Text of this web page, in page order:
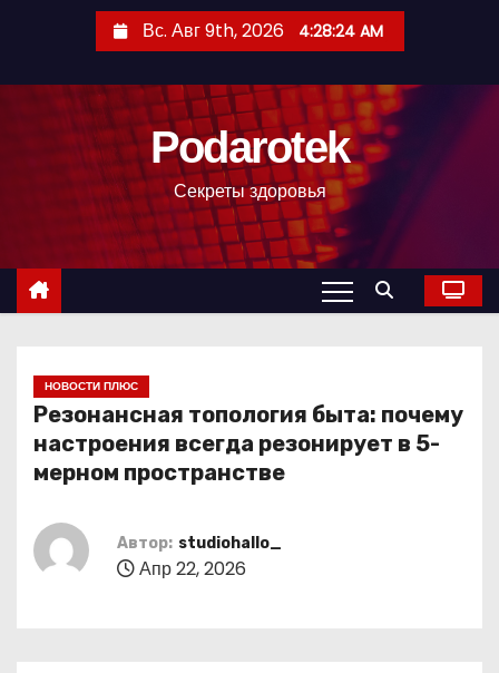
с
Вс. Авг 9th, 2026 4:28:25 AM
Podarotek
Секреты здоровья
НОВОСТИ ПЛЮС
Резонансная топология быта: почему
настроения всегда резонирует в 5-
мерном пространстве
Автор: studiohallo_
Апр 22, 2026